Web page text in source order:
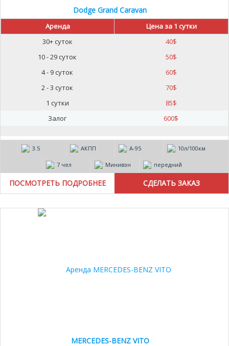
Dodge Grand Caravan
Аренда
Цена за 1 сутки
30+ суток
40$
10 - 29 суток
50$
4 - 9 суток
60$
2 - 3 суток
70$
1 сутки
85$
Залог
600$
3.5 АКПП А-95 10л/100км
7 чел Минивэн передний
ПОСМОТРЕТЬ ПОДРОБНЕЕ
MERCEDES-BENZ VITO